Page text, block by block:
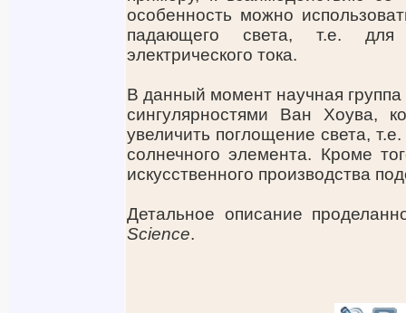
особенность можно
падающего света, т.е. для
электрического тока.
В данный момент научная
сингулярностями Ван Хоува,
увеличить поглощение света,
солнечного элемента. Кроме
искусственного производства
Детальное описание
Science.